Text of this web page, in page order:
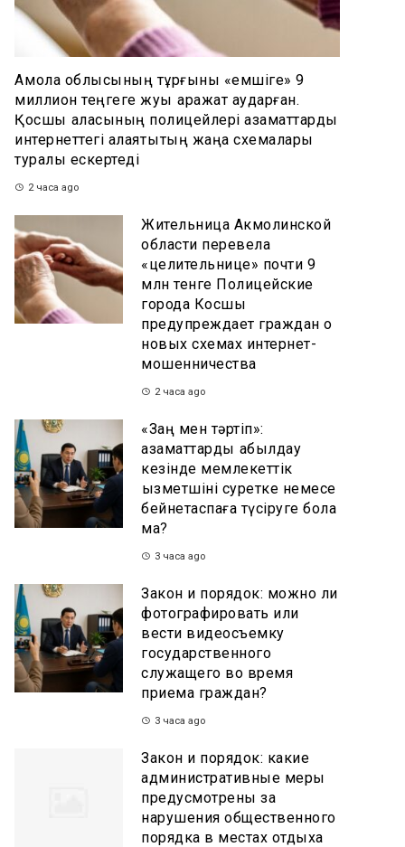
Ақмола облысының тұрғыны «емшіге» 9
миллион теңгеге жуық қаражат аударған.
Қосшы қаласының полицейлері азаматтарды
интернеттегі алаяқтықтың жаңа схемалары
туралы ескертеді
2 часа ago
Жительница Акмолинской
области перевела
«целительнице» почти 9
млн тенге Полицейские
города Косшы
предупреждает граждан о
новых схемах интернет-
мошенничества
2 часа ago
«Заң мен тәртіп»:
азаматтарды қабылдау
кезінде мемлекеттік
қызметшіні суретке немесе
бейнетаспаға түсіруге бола
ма?
3 часа ago
Закон и порядок: можно ли
фотографировать или
вести видеосъемку
государственного
служащего во время
приема граждан?
3 часа ago
Закон и порядок: какие
административные меры
предусмотрены за
нарушения общественного
порядка в местах отдыха